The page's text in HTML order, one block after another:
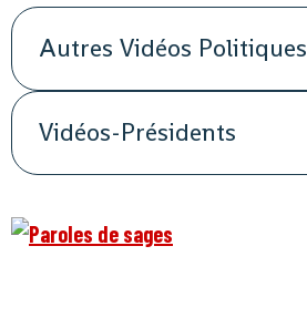
Autres Vidéos Politiques
Vidéos-Présidents